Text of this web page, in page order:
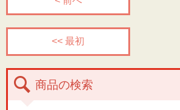
<< 最初
商品の検索